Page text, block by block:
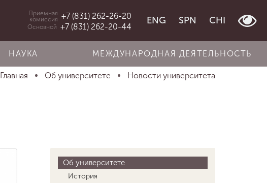
Приемная
комиссия +7 (831) 262-26-20
Основной +7 (831) 262-20-44
ENG SPN CHI
НАУКА МЕЖДУНАРОДНАЯ ДЕЯТЕЛЬНОСТЬ
Главная Об университете Новости университета
Об университете
История